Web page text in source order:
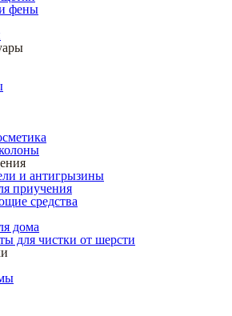
фены
и антигрызины
приучения
средства
дома
для чистки от шерсти